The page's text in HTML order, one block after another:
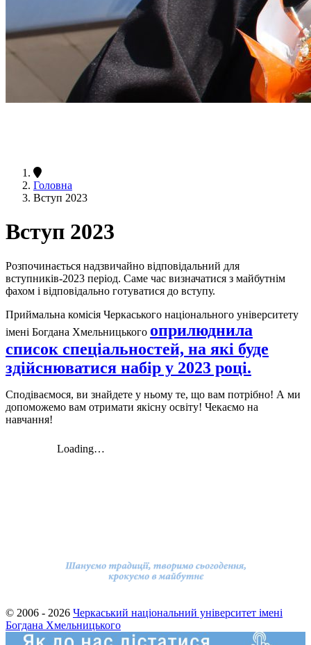
Головна
Вступ 2023
Вступ 2023
Розпочинається надзвичайно відповідальний для
вступників-2023 період. Саме час визначатися з майбутнім
фахом і відповідально готуватися до вступу.
Приймальна комісія Черкаського національного університету
імені Богдана Хмельницького оприлюднила
список спеціальностей, на які буде
здійснюватися набір у 2023 році.
Сподіваємося, ви знайдете у ньому те, що вам потрібно! А ми
допоможемо вам отримати якісну освіту! Чекаємо на
навчання!
© 2006 - 2026 Черкаський національний університет імені
Богдана Хмельницького